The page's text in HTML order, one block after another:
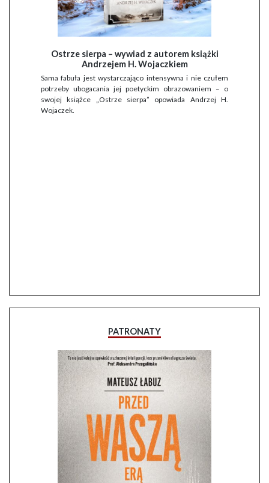
Ostrze sierpa – wywiad z autorem książki
Andrzejem H. Wojaczkiem
Sama fabuła jest wystarczająco intensywna i nie czułem
potrzeby ubogacania jej poetyckim obrazowaniem – o
swojej książce „Ostrze sierpa” opowiada Andrzej H.
Wojaczek.
PATRONATY